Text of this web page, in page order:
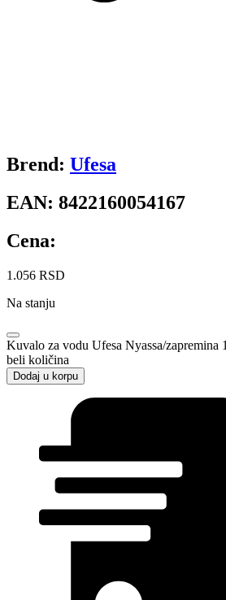
Brend: Ufesa
EAN: 8422160054167
Cena:
1.056 RSD
Na stanju
Kuvalo za vodu Ufesa Nyassa/zapremina
beli količina
Dodaj u korpu